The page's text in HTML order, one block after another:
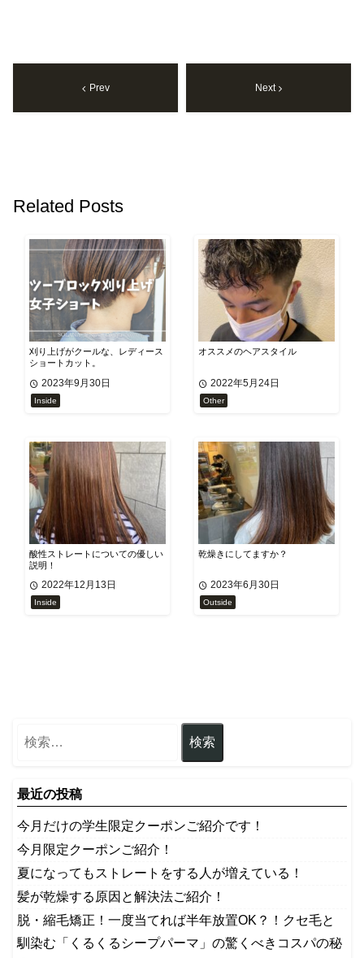
Prev Next
Related Posts
刈り上げがクールな、レディース
ショートカット。
2023年9月30日
Inside
オススメのヘアスタイル
2022年5月24日
Other
酸性ストレートについての優しい
説明！
2022年12月13日
Inside
乾燥きにしてますか？
2023年6月30日
Outside
最近の投稿
今月だけの学生限定クーポンご紹介です！
今月限定クーポンご紹介！
夏になってもストレートをする人が増えている！
髪が乾燥する原因と解決法ご紹介！
脱・縮毛矯正！一度当てれば半年放置OK？！クセ毛と
馴染む「くるくるシープパーマ」の驚くべきコスパの秘